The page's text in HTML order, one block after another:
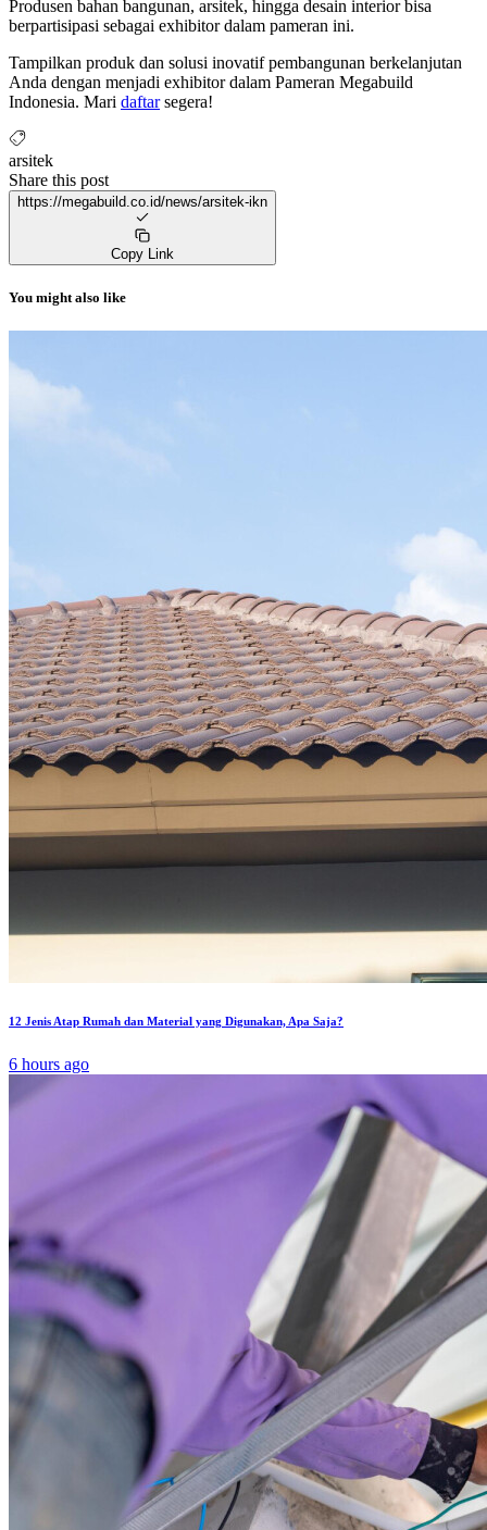
Produsen bahan bangunan, arsitek, hingga desain interior bisa
berpartisipasi sebagai exhibitor dalam pameran ini.
Tampilkan produk dan solusi inovatif pembangunan berkelanjutan
Anda dengan menjadi exhibitor dalam Pameran Megabuild
Indonesia. Mari daftarsegera!
arsitek
Share this post
https://megabuild.co.id/news/arsitek-ikn
Copy Link
You might also like
12 Jenis Atap Rumah dan Material yang Digunakan, Apa Saja?
6 hours ago